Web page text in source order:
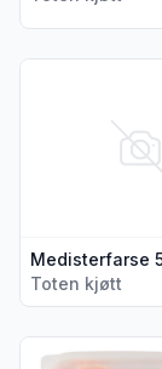
Toten kjøtt
Vis flere
Vis flere